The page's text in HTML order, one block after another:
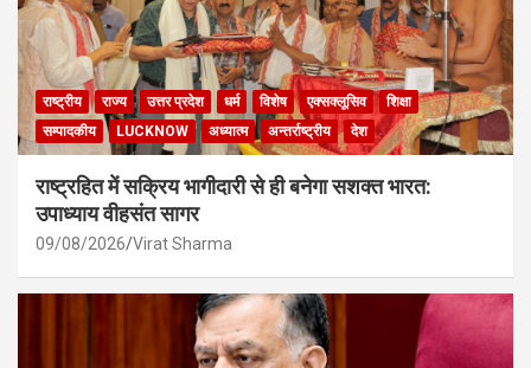
राष्ट्रीय राज्य उत्तर प्रदेश धर्म विशेष एक्सक्लूसिव
शिक्षा
सम्पादकीय
LUCKNOW अध्यात्म अन्तर्राष्ट्रीय देश
राष्ट्रहित में सक्रिय भागीदारी से ही बनेगा सशक्त भारत:
उपाध्याय वीहसंत सागर
09/08/2026 Virat Sharma